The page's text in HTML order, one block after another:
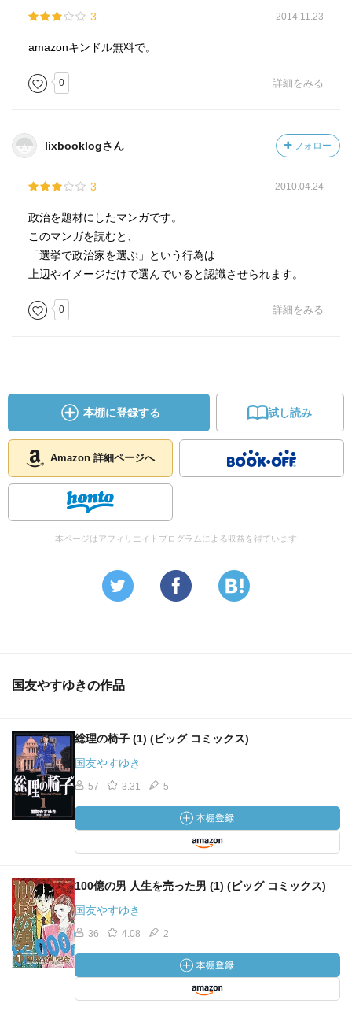
3 2014.11.23
amazonキンドル無料で。
0 詳細をみる
lixbooklogさん フォロー
3 2010.04.24
政治を題材にしたマンガです。
このマンガを読むと、
「選挙で政治家を選ぶ」という行為は
上辺やイメージだけで選んでいると認識させられます。
0 詳細をみる
本棚に登録する 試し読み
Amazon 詳細ページへ
本ページはアフィリエイトプログラムによる収益を得ています
国友やすゆきの作品
総理の椅子 (1) (ビッグ コミックス)
国友やすゆき
57 3.31 5
100億の男 人生を売った男 (1) (ビッグ コミックス)
国友やすゆき
36 4.08 2